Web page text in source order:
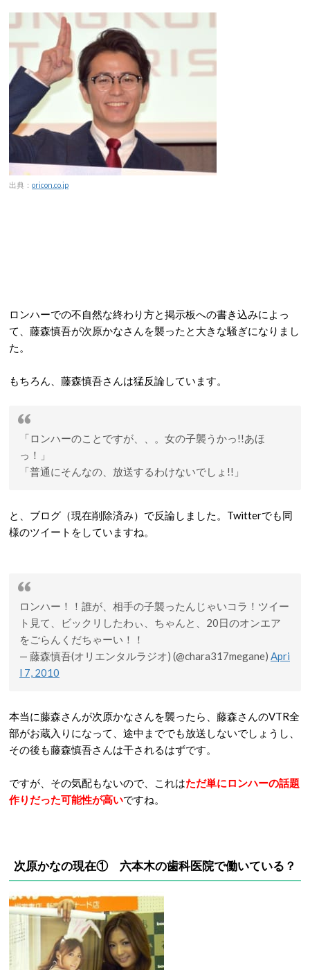
出典： oricon.co.jp
ロンハーでの不自然な終わり方と掲示板への書き込みによっ
て、藤森慎吾が次原かなさんを襲ったと大きな騒ぎになりまし
た。
もちろん、藤森慎吾さんは猛反論しています。
「ロンハーのことですが、、。女の子襲うかっ!!あほ
っ！」
「普通にそんなの、放送するわけないでしょ!!」
と、ブログ（現在削除済み）で反論しました。Twitterでも同
様のツイートをしていますね。
ロンハー！！誰が、相手の子襲ったんじゃいコラ！ツイー
ト見て、ビックリしたわぃ、ちゃんと、20日のオンエア
をごらんくだちゃーい！！
— 藤森慎吾(オリエンタルラジオ) (@chara317megane) Apri
l 7, 2010
本当に藤森さんが次原かなさんを襲ったら、藤森さんのVTR全
部がお蔵入りになって、途中まででも放送しないでしょうし、
その後も藤森慎吾さんは干されるはずです。
ですが、その気配もないので、これはただ単にロンハーの話題
作りだった可能性が高いですね。
次原かなの現在① 六本木の歯科医院で働いている？